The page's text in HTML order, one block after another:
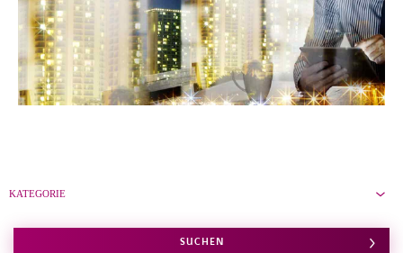
KARRIERE
Subunternehmer
KATEGORIE
SUCHEN